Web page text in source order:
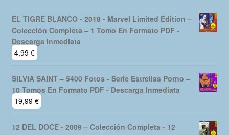
EL TIGRE BLANCO - 2018 - Marvel Limited Edition –
Colección Completa – 1 Tomo En Formato PDF -
Descarga Inmediata
4,99 €
SILVIA SAINT – 5400 Fotos - Serie Estrellas Porno –
10 Tomos En Formato PDF - Descarga Inmediata
19,99 €
12 DEL DOCE - 2009 – Colección Completa - 12